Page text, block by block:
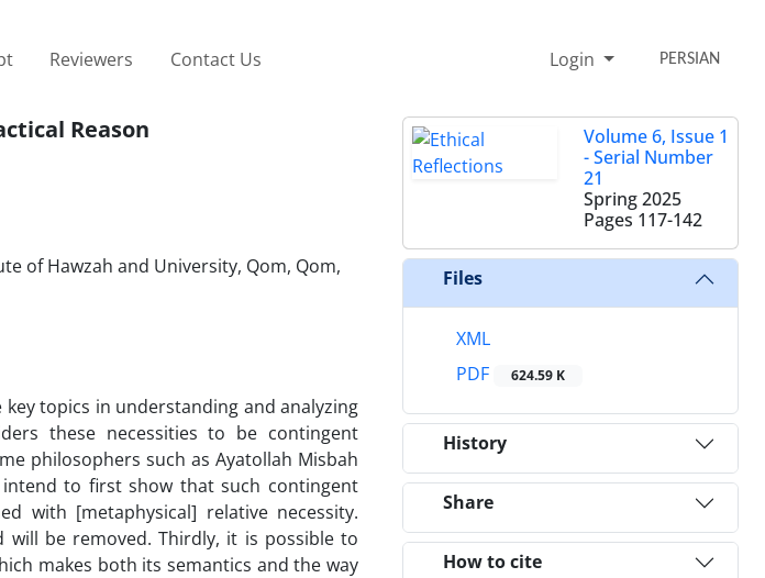
Reviewers Contact Us Login PERSIAN
Reason
of Hawzah and University, Qom, Qom,
topics in understanding and analyzing
these necessities to be contingent
philosophers such as Ayatollah Misbah
to first show that such contingent
with [metaphysical] relative necessity.
will be removed. Thirdly, it is possible to
makes both its semantics and the way
Volume 6, Issue 1
- Serial Number
21
Spring 2025
Pages 117-142
Files
XML
PDF
624.59 K
History
Share
How to cite